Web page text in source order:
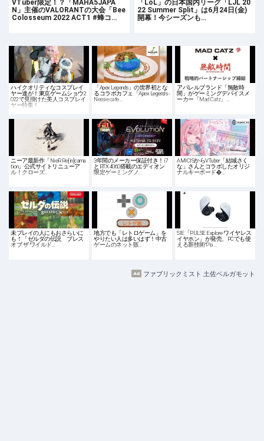
VTuber限定！？「MAHA5JAPA
N」主催のVALORANTの大会「Bee
Colosseum 2022 ACT1 #蜂コ…
「LoL」の日本国内リーグ「LJL 20
22 Summer Split」は6月24日(金)
開幕！今シーズンも…
ハイクオリティなコスプレイ
ヤー達が！東京ゲームショウ2
022で見掛けた美人コスプレイ
ヤー特集！
「Apex Legends」の世界初とな
るコラボカフェ「Apex Legends -
Nessie cafe…
アパレルブランド「無敵時
間」がゲーミングデバイスメ
ーカー「Mad Catz」…
ニーア最新作「NieR Re[in]carna
tion」公式サイトリニューア
ル！クローズ…
3年間のメーカー保証付き！i7
とRTX 4060搭載のエディオン
限定ゲーミングノ…
AMICISからVTuber「結城さく
な」さんとコラボしたオリジ
ナルキーボード�…
未プレイの人にもおさらいに
も！「ゼルダの伝説 ブレス
オブ ザ ワイルド…
地方でも「レトロゲーム」を
やりたい人は多いはず！中古
ゲームのネット販…
SIE「PULSE Explore ワイヤレス
イヤホン」が発売、PCでも使
える新技術“Pla…
ファブリックミスト 土佐ベルガモット